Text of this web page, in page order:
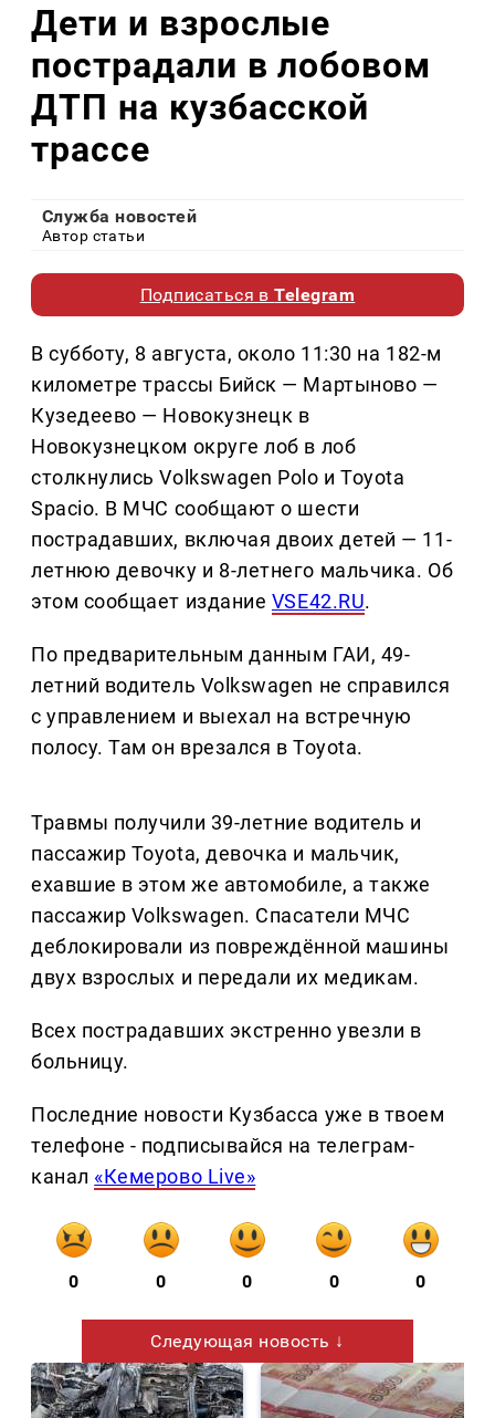
Дети и взрослые
пострадали в лобовом
ДТП на кузбасской
трассе
Служба новостей
Автор статьи
Подписаться вTelegram
В субботу, 8 августа, около 11:30 на 182-м
километре трассы Бийск — Мартыново —
Кузедеево — Новокузнецк в
Новокузнецком округе лоб в лоб
столкнулись Volkswagen Polo и Toyota
Spacio. В МЧС сообщают о шести
пострадавших, включая двоих детей — 11-
летнюю девочку и 8-летнего мальчика. Об
этом сообщает издание VSE42.RU.
По предварительным данным ГАИ, 49-
летний водитель Volkswagen не справился
с управлением и выехал на встречную
полосу. Там он врезался в Toyota.
Травмы получили 39-летние водитель и
пассажир Toyota, девочка и мальчик,
ехавшие в этом же автомобиле, а также
пассажир Volkswagen. Спасатели МЧС
деблокировали из повреждённой машины
двух взрослых и передали их медикам.
Всех пострадавших экстренно увезли в
больницу.
Последние новости Кузбасса уже в твоем
телефоне - подписывайся на телеграм-
канал «Кемерово Live»
0 0 0 0 0
Следующая новость ↓